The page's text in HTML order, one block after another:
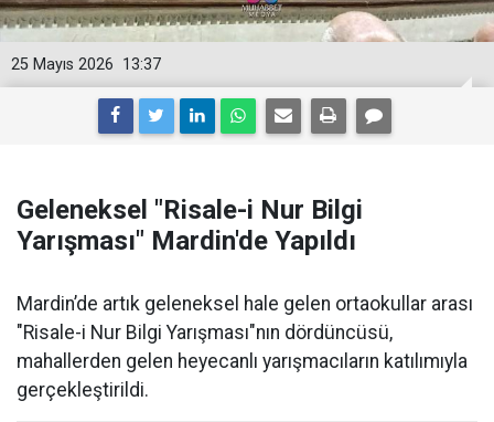
13:37
25 Mayıs 2026
Geleneksel "Risale-i Nur Bilgi
Yarışması" Mardin'de Yapıldı
Mardin’de artık geleneksel hale gelen ortaokullar arası
"Risale-i Nur Bilgi Yarışması"nın dördüncüsü,
mahallerden gelen heyecanlı yarışmacıların katılımıyla
gerçekleştirildi.